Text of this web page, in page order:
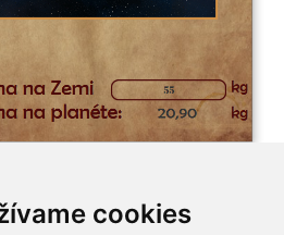
cookies